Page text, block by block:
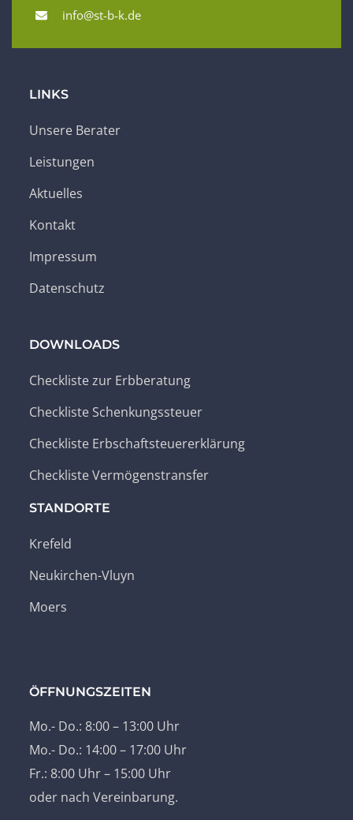
info@st-b-k.de
LINKS
Unsere Berater
Leistungen
Aktuelles
Kontakt
Impressum
Datenschutz
DOWNLOADS
Checkliste zur Erbberatung
Checkliste Schenkungssteuer
Checkliste Erbschaftsteuererklärung
Checkliste Vermögenstransfer
STANDORTE
Krefeld
Neukirchen-Vluyn
Moers
ÖFFNUNGSZEITEN
Mo.- Do.: 8:00 – 13:00 Uhr
Mo.- Do.: 14:00 – 17:00 Uhr
Fr.: 8:00 Uhr – 15:00 Uhr
oder nach Vereinbarung.